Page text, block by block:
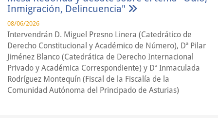
Inmigración, Delincuencia"
08/06/2026
Intervendrán D. Miguel Presno Linera (Catedrático de
Derecho Constitucional y Académico de Número), Dª Pilar
Jiménez Blanco (Catedrática de Derecho Internacional
Privado y Académica Correspondiente) y Dª Inmaculada
Rodríguez Montequín (Fiscal de la Fiscalía de la
Comunidad Autónoma del Principado de Asturias)